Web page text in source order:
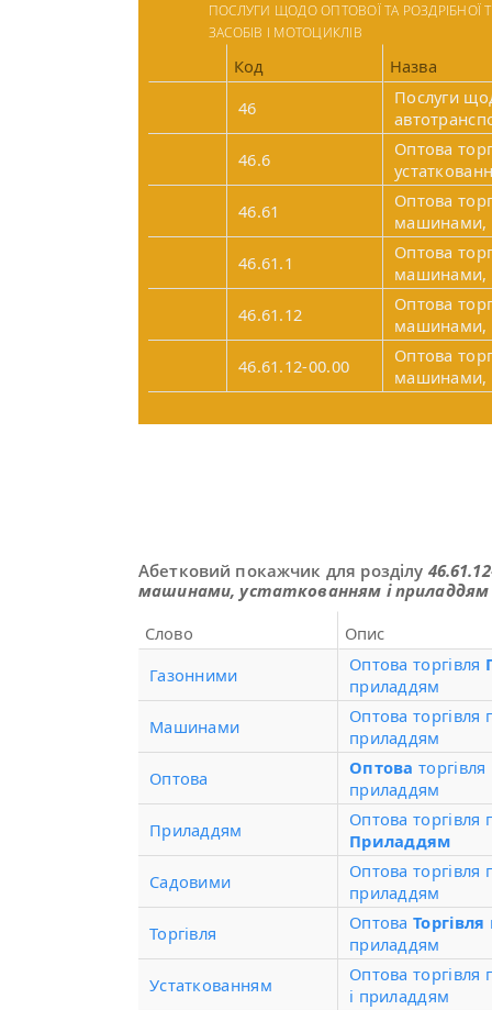
ПОСЛУГИ ЩОДО ОПТОВОЇ ТА
ЗАСОБІВ І МОТОЦИКЛІВ
Код
Назва
46
Послуги
46.6
Оптова
46.61
Оптова
машинами,
46.61.1
Оптова
машинами,
46.61.12
Оптова
машинами,
46.61.12-00.00
Оптова
машинами,
Абетковий покажчик для розділу
машинами, устаткованням і приладдям
Слово
Опис
Газонними
Оптова торгівля
приладдям
Машинами
Оптова
приладдям
Оптова
Оптова
приладдям
Приладдям
Оптова
Приладдям
Садовими
Оптова
приладдям
Торгівля
ОптоваТоргівля
приладдям
Устаткованням
Оптова
і приладдям